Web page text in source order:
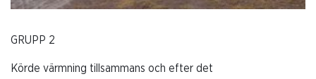
GRUPP 2
Körde värmning tillsammans och efter det